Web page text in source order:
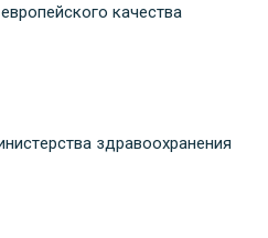
качества
здравоохранения